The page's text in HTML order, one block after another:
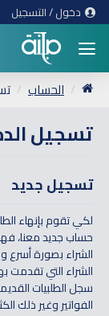
دخول / التسجيل
الحساب
تسجيل
تسجيل جديد
لكي تقوم بإنهاء
حساب جديد معنا،
الشراء بصورة أسرع
الشراء التي تقدمت
سجل الطلبيات
الفواتير وغير ذلك